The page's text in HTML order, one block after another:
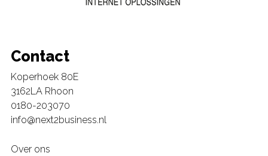
Contact
Koperhoek 80E
3162LA Rhoon
0180-203070
info@next2business.nl
Over ons